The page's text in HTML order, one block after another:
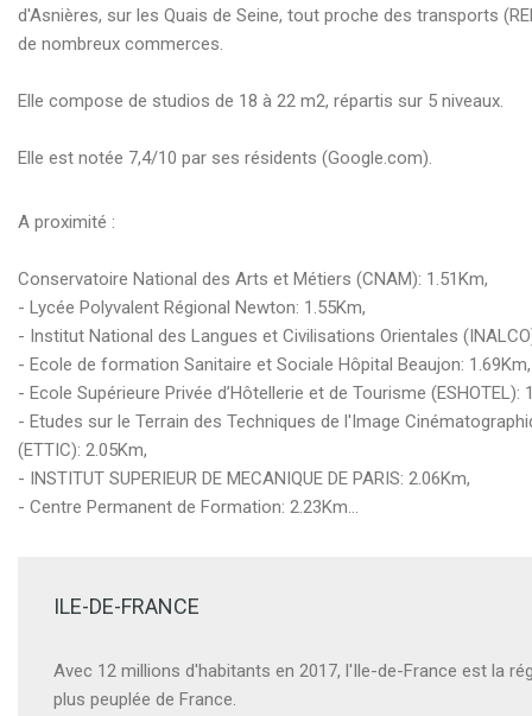
d'Asnières, sur les Quais de Seine, tout proche des transports
de nombreux commerces.
Elle compose de studios de 18 à 22 m2, répartis sur 5 niveaux.
Elle est notée 7,4/10 par ses résidents (Google.com).
A proximité :
Conservatoire National des Arts et Métiers (CNAM): 1.51Km,
- Lycée Polyvalent Régional Newton: 1.55Km,
- Institut National des Langues et Civilisations Orientales
- Ecole de formation Sanitaire et Sociale Hôpital Beaujon: 1.69Km,
- Ecole Supérieure Privée d’Hôtellerie et de Tourisme (ESHOTEL):
- Etudes sur le Terrain des Techniques de l'Image
(ETTIC): 2.05Km,
- INSTITUT SUPERIEUR DE MECANIQUE DE PARIS: 2.06Km,
- Centre Permanent de Formation: 2.23Km...
ILE-DE-FRANCE
Avec 12 millions d'habitants en 2017, l'Ile-de-France est la
plus peuplée de France.